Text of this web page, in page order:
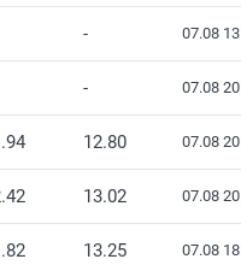
- 07.08
- 07.08
12.80 07.08
13.02 07.08
13.25 07.08